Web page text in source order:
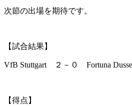
次節の出場を期待です。
【試合結果】
VfB Stuttgart ２－０ Fortuna
【得点】